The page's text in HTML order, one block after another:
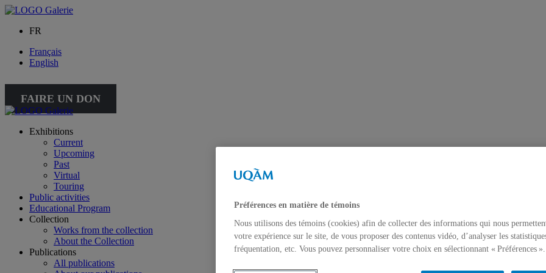
FR
Français
English
FAIRE UN DON
Exhibitions
Current
Upcoming
Past
Virtual
Touring
Public activities
Educational Program
Collection
Works from the collection
About the Collection
Publications
All publications
Préférences en matière de témoins
Nous utilisons des témoins (cookies) afin de collecter des informations qui nous
votre expérience sur le site, de vous proposer des contenus vidéo, d’analyser les
fréquentation, etc. Vous pouvez personnaliser votre choix en sélectionnant « Préférences ».